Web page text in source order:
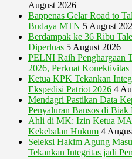
August 2026
Bappenas Gelar Road to
Budaya MTN 5 August
Berdampak ke 36 Ribu
Diperluas 5 August 2026
PELNI Raih Penghargaan
2026, Perkuat
Ketua KPK Tekankan
Ekspedisi Patriot 2026 4
Mendagri Pastikan Data
Penyaluran Bansos di
Ahli di MK: Izin Ketua
Kekebalan Hukum 4
Seleksi Hakim Agung
Tekankan Integritas jadi